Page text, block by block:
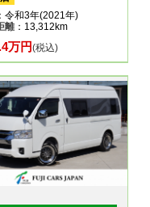
令和3年(2021年)
離：13,312km
万円(税込)